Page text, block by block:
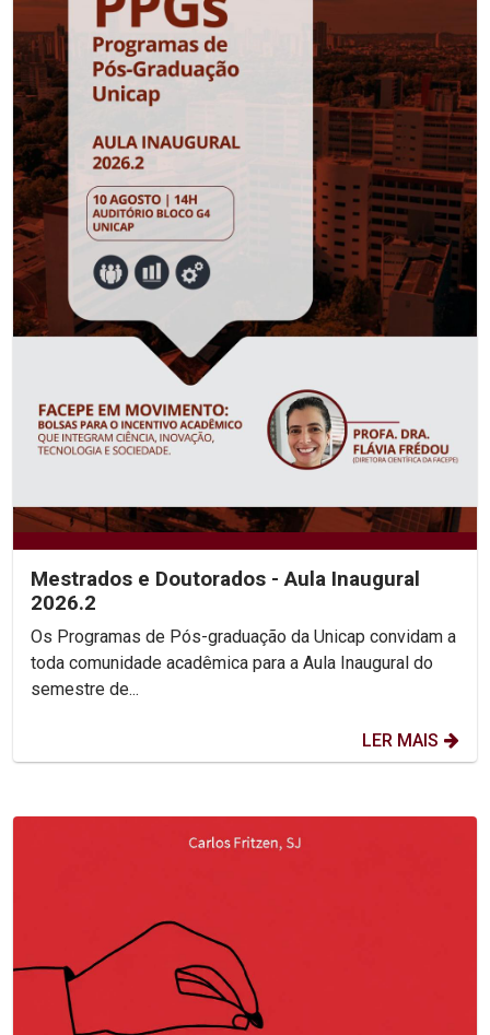
Mestrados e Doutorados - Aula Inaugural
2026.2
Os Programas de Pós-graduação da Unicap convidam a
toda comunidade acadêmica para a Aula Inaugural do
semestre de...
LER MAIS